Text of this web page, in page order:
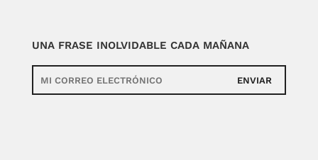
UNA FRASE INOLVIDABLE CADA MAÑANA
ENVIAR